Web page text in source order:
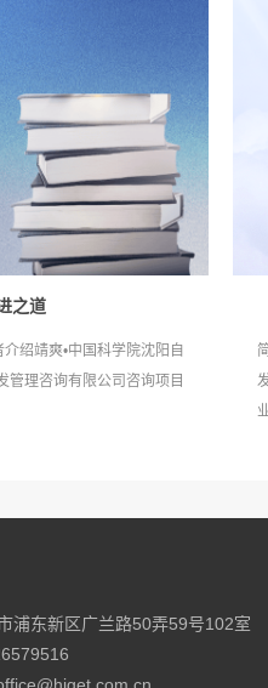
之道
绍靖爽•中国科学院沈阳自
管理咨询有限公司咨询项目
浦东新区广兰路50弄59号102室